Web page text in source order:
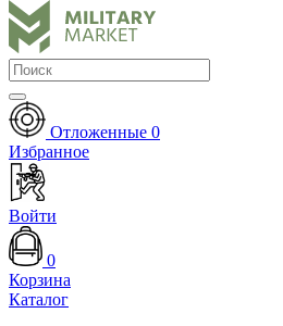
Отложенные 0
Избранное
Войти
0
Корзина
Каталог